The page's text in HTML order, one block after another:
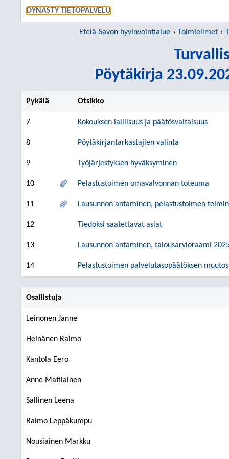
DYNASTY TIETOPALVELU
Etelä-Savon hyvinvointialue Toimielimet
Pöytäkirja
Pykälä Otsikko
7 Kokouksen laillisuus ja päätösvaltaisuus
8 Pöytäkirjantarkastajien valinta
9 Työjärjestyksen hyväksyminen
10 Pelastustoimen omavalvonnan toteuma
11 Lausunnon antaminen, pelastustoimen
12 Tiedoksi saatettavat asiat
13 Lausunnon antaminen, talousarvioraami
14 Pelastustoimen palvelutasopäätöksen muutos
Osallistuja
Leinonen Janne
Heinänen Raimo
Kantola Eero
Anne Matilainen
Sallinen Leena
Raimo Leppäkumpu
Nousiainen Markku